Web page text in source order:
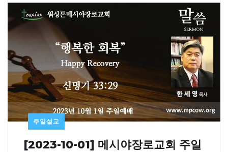
주일설교
[2023-10-01] 메시야장로교회 주일